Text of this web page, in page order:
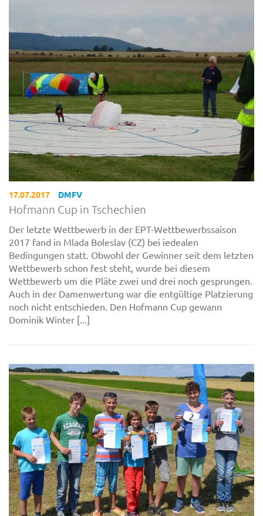
17.07.2017 DMFV
Hofmann Cup in Tschechien
Der letzte Wettbewerb in der EPT-Wettbewerbssaison
2017 fand in Mlada Boleslav (CZ) bei iedealen
Bedingungen statt. Obwohl der Gewinner seit dem letzten
Wettbewerb schon fest steht, wurde bei diesem
Wettbewerb um die Pläte zwei und drei noch gesprungen.
Auch in der Damenwertung war die entgültige Platzierung
noch nicht entschieden. Den Hofmann Cup gewann
Dominik Winter [...]